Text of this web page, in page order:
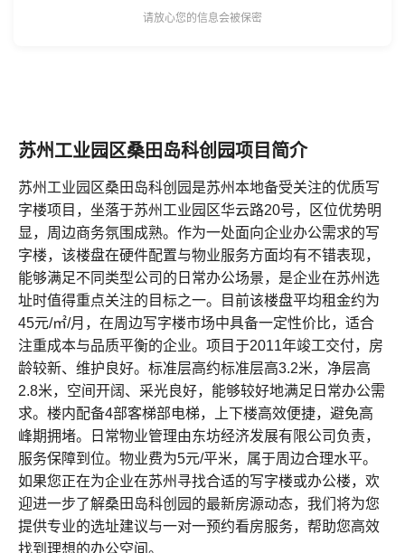
请放心您的信息会被保密
苏州工业园区桑田岛科创园项目简介
苏州工业园区桑田岛科创园是苏州本地备受关注的优质写
字楼项目，坐落于苏州工业园区华云路20号，区位优势明
显，周边商务氛围成熟。作为一处面向企业办公需求的写
字楼，该楼盘在硬件配置与物业服务方面均有不错表现，
能够满足不同类型公司的日常办公场景，是企业在苏州选
址时值得重点关注的目标之一。目前该楼盘平均租金约为
45元/㎡/月，在周边写字楼市场中具备一定性价比，适合
注重成本与品质平衡的企业。项目于2011年竣工交付，房
龄较新、维护良好。标准层高约标准层高3.2米，净层高
2.8米，空间开阔、采光良好，能够较好地满足日常办公需
求。楼内配备4部客梯部电梯，上下楼高效便捷，避免高
峰期拥堵。日常物业管理由东坊经济发展有限公司负责，
服务保障到位。物业费为5元/平米，属于周边合理水平。
如果您正在为企业在苏州寻找合适的写字楼或办公楼，欢
迎进一步了解桑田岛科创园的最新房源动态，我们将为您
提供专业的选址建议与一对一预约看房服务，帮助您高效
找到理想的办公空间。